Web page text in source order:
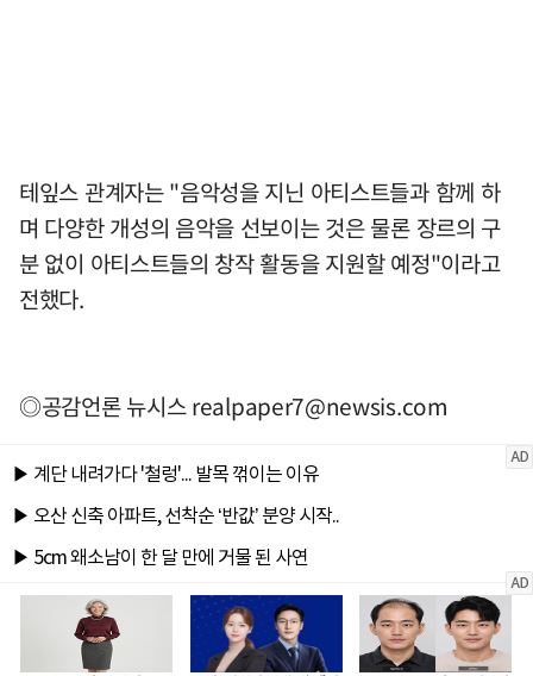
테잎스 관계자는 "음악성을 지닌 아티스트들과 함께 하
며 다양한 개성의 음악을 선보이는 것은 물론 장르의 구
분 없이 아티스트들의 창작 활동을 지원할 예정"이라고
전했다.
◎공감언론 뉴시스realpaper7@newsis.com